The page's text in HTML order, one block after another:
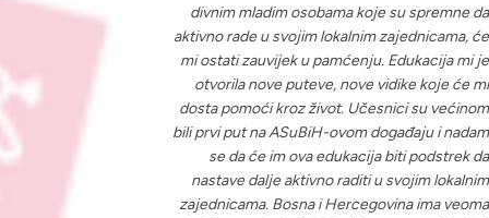
divnim mladim osobama koje su spremne da
aktivno rade u svojim lokalnim zajednicama, će
mi ostati zauvijek u pamćenju. Edukacija mi je
otvorila nove puteve, nove vidike koje će mi
dosta pomoći kroz život. Učesnici su većinom
bili prvi put na ASuBiH-ovom događaju i nadam
se da će im ova edukacija biti podstrek da
nastave dalje aktivno raditi u svojim lokalnim
zajednicama. Bosna i Hercegovina ima veoma